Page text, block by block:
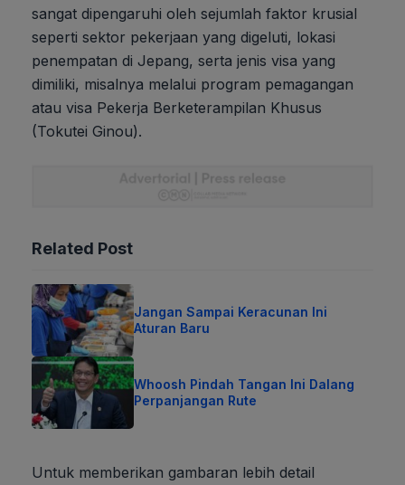
sangat dipengaruhi oleh sejumlah faktor krusial
seperti sektor pekerjaan yang digeluti, lokasi
penempatan di Jepang, serta jenis visa yang
dimiliki, misalnya melalui program pemagangan
atau visa Pekerja Berketerampilan Khusus
(Tokutei Ginou).
Related Post
Jangan Sampai Keracunan Ini
Aturan Baru
Whoosh Pindah Tangan Ini Dalang
Perpanjangan Rute
Untuk memberikan gambaran lebih detail